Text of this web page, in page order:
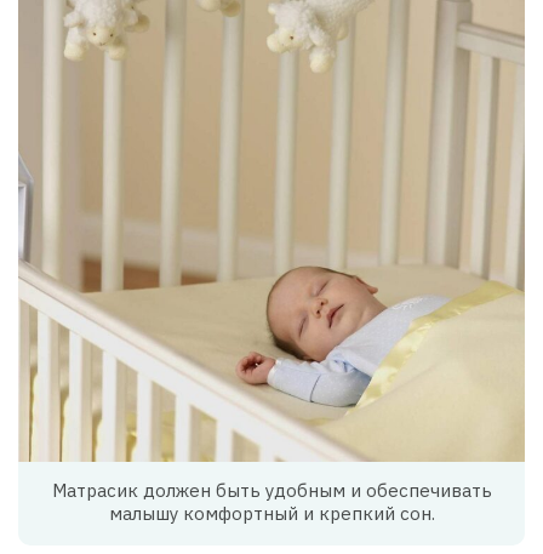
Матрасик должен быть удобным и обеспечивать
малышу комфортный и крепкий сон.